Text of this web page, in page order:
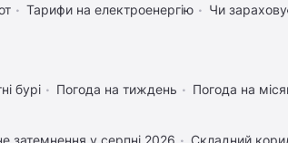
Тарифи на електроенергію
Чи
бурі Погода на тиждень Погода на
затемнення у серпні 2026
Складний